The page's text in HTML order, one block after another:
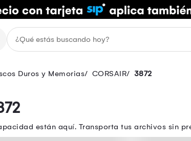
Duros y Memorias CORSAIR 3872
están aquí. Transporta tus archivos sin